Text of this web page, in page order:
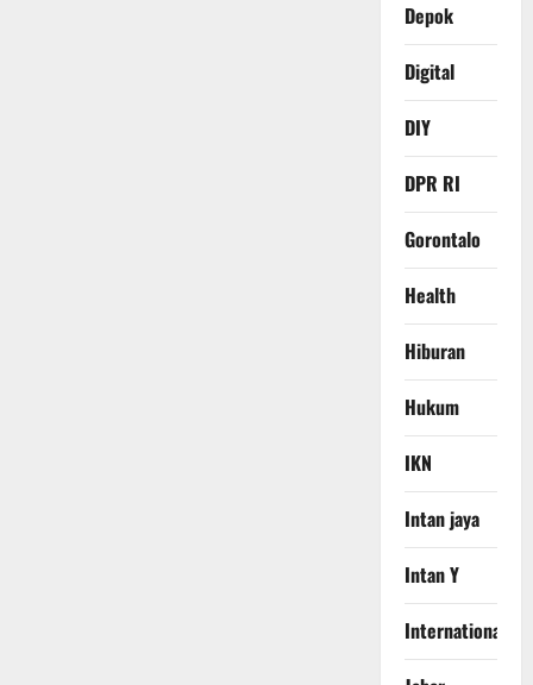
Depok
Digital
DIY
DPR RI
Gorontalo
Health
Hiburan
Hukum
IKN
Intan jaya
Intan Y
International